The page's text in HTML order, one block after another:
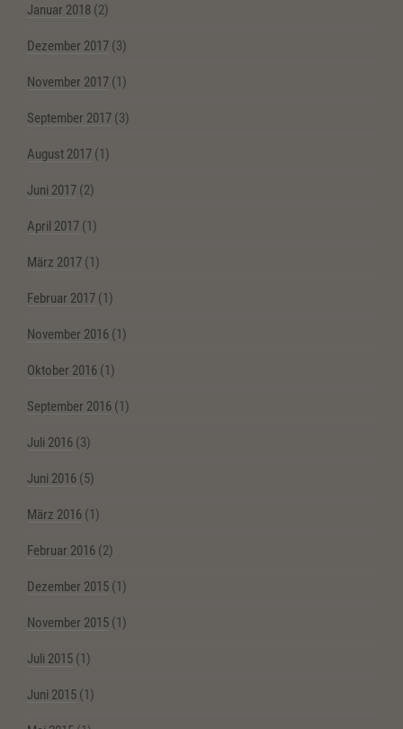
Januar 2018 (2)
Dezember 2017 (3)
November 2017 (1)
September 2017 (3)
August 2017 (1)
Juni 2017 (2)
April 2017 (1)
März 2017 (1)
Februar 2017 (1)
November 2016 (1)
Oktober 2016 (1)
September 2016 (1)
Juli 2016 (3)
Juni 2016 (5)
März 2016 (1)
Februar 2016 (2)
Dezember 2015 (1)
November 2015 (1)
Juli 2015 (1)
Juni 2015 (1)